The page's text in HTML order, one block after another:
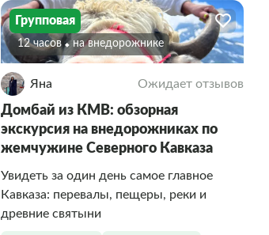
Групповая
12 часов На внедорожнике
Яна Ожидает отзывов
Домбай из КМВ: обзорная
экскурсия на внедорожниках по
жемчужине Северного Кавказа
Увидеть за один день самое главное
Кавказа: перевалы, пещеры, реки и
древние святыни